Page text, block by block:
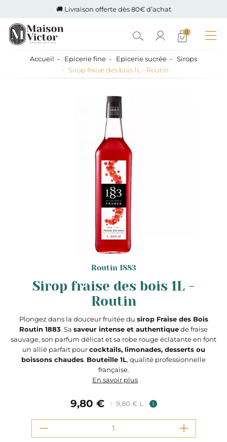
🚚 Livraison offerte dès 80€ d’achat
0
Accueil Epicerie fine Epicerie sucrée
Sirops
Sirop fraise des bois 1L - Routin
Routin 1883
Sirop fraise des bois 1L -
Routin
Plongez dans la douceur fruitée du sirop Fraise des Bois
Routin 1883. Sa saveur intense et authentiquede fraise
sauvage, son parfum délicat et sa robe rouge éclatante en font
un allié parfait pourcocktails, limonades, desserts ou
boissons chaudes. Bouteille 1L, qualité professionnelle
française.
En savoir plus
9,80 € 9,80 € L i